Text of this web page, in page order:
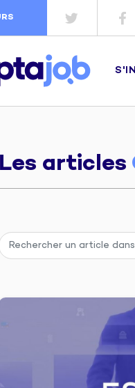
Les articles